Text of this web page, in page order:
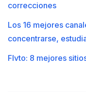
correcciones
Los 16 mejores
concentrarse,
Flvto: 8 mejores